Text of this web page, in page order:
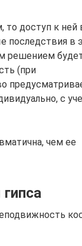
то доступ к ней
последствия в
решением
(при
с
чем ее